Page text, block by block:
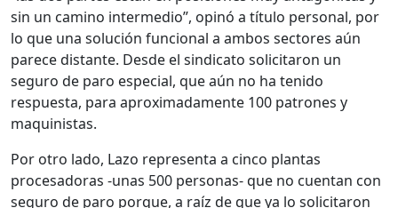
sin un camino intermedio”, opinó a título personal, por
lo que una solución funcional a ambos sectores aún
parece distante. Desde el sindicato solicitaron un
seguro de paro especial, que aún no ha tenido
respuesta, para aproximadamente 100 patrones y
maquinistas.
Por otro lado, Lazo representa a cinco plantas
procesadoras -unas 500 personas- que no cuentan con
seguro de paro porque, a raíz de que ya lo solicitaron